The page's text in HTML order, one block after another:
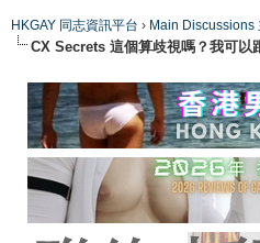
HKGAY 同志資訊平台 › Main Discussions
CX Secrets 這個算歧視嗎？我可以